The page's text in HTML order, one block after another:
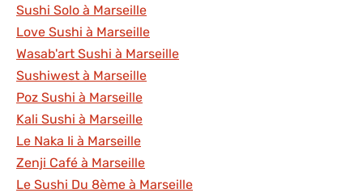
Sushi Solo à Marseille
Love Sushi à Marseille
Wasab'art Sushi à Marseille
Sushiwest à Marseille
Poz Sushi à Marseille
Kali Sushi à Marseille
Le Naka Ii à Marseille
Zenji Café à Marseille
Le Sushi Du 8ème à Marseille